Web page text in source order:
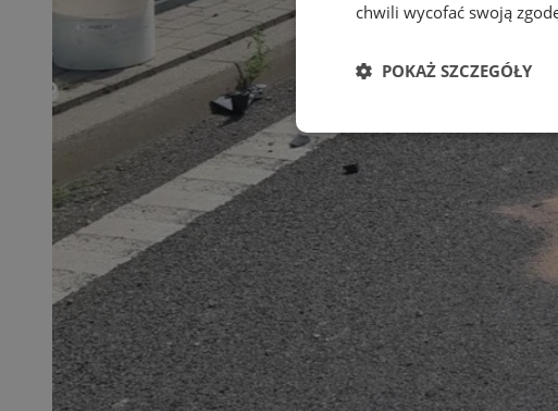
chwili wycofać swoją
POKAŻ SZCZEGÓŁY
Niezbędne
Niezbędne
Niezbędne pliki cookie
zarządzanie kontem. Bez
Nazwa